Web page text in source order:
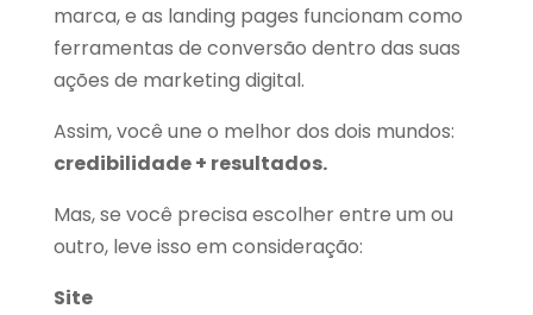
marca, e as landing pages funcionam como
ferramentas de conversão dentro das suas
ações de marketing digital.
Assim, você une o melhor dos dois mundos:
credibilidade + resultados.
Mas, se você precisa escolher entre um ou
outro, leve isso em consideração:
Site